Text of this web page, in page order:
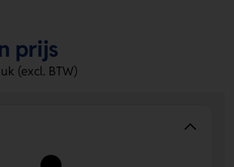
voor volwassenen. Laat jouw logo,
- tag, rechter handschoen of
Bestel of vraag een prijs op.
Set Donker
op meerdere drukposities.
prijs
(excl. BTW)